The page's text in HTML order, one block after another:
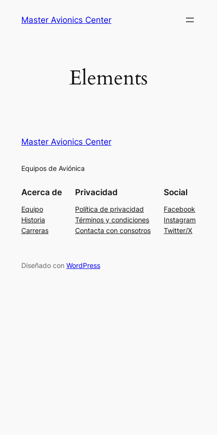
Master Avionics Center
Elements
Master Avionics Center
Equipos de Aviónica
Acerca de
Equipo
Historia
Carreras
Privacidad
Política de privacidad
Términos y condiciones
Contacta con consotros
Social
Facebook
Instagram
Twitter/X
Diseñado con WordPress